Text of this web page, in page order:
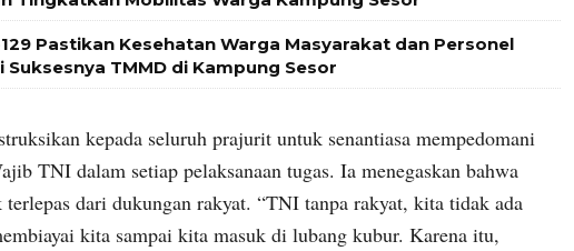
Pastikan Kesehatan Warga Masyarakat dan Personel
Suksesnya TMMD di Kampung Sesor
kepada seluruh prajurit untuk senantiasa mempedomani
TNI dalam setiap pelaksanaan tugas. Ia menegaskan bahwa
dari dukungan rakyat. “TNI tanpa rakyat, kita tidak ada
kita sampai kita masuk di lubang kubur. Karena itu,